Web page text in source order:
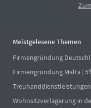
Meistgelesene Themen
Firmengründung
Firmengründung Malta |
Treuhanddienstleistungen
Wohnsitzverlagerung in